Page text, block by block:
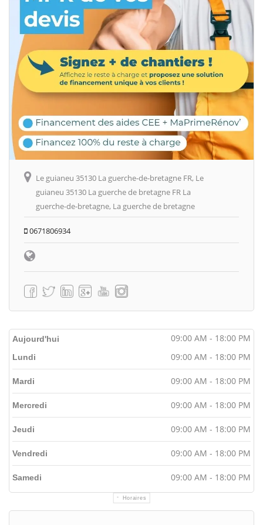
Le guianeu 35130 La guerche-de-bretagne FR, Le
guianeu 35130 La guerche de bretagne FR La
guerche-de-bretagne, La guerche de bretagne
0671806934
Aujourd'hui 09:00 AM - 18:00 PM
Horaires
Lundi 09:00 AM - 18:00 PM
Mardi 09:00 AM - 18:00 PM
Mercredi 09:00 AM - 18:00 PM
Jeudi 09:00 AM - 18:00 PM
Vendredi 09:00 AM - 18:00 PM
Samedi 09:00 AM - 18:00 PM